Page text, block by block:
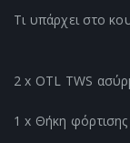
Τι υπάρχει στο
2 x OTL TWS
1 x Θήκη φόρτισης